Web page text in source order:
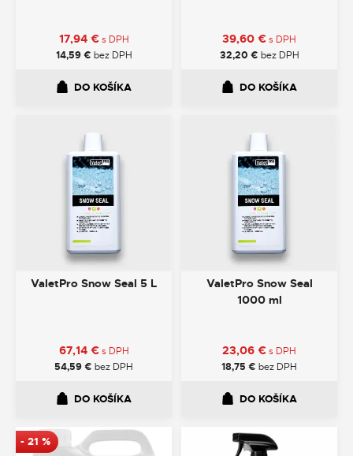
17,94 € s DPH
14,59€ bez DPH
DO KOŠÍKA
39,60 €s DPH
32,20 € bez DPH
DO KOŠÍKA
ValetPro Snow Seal 5 L
67,14 € s DPH
54,59€ bez DPH
DO KOŠÍKA
ValetPro Snow Seal
1000 ml
23,06 €s DPH
18,75 € bez DPH
DO KOŠÍKA
- 21 %